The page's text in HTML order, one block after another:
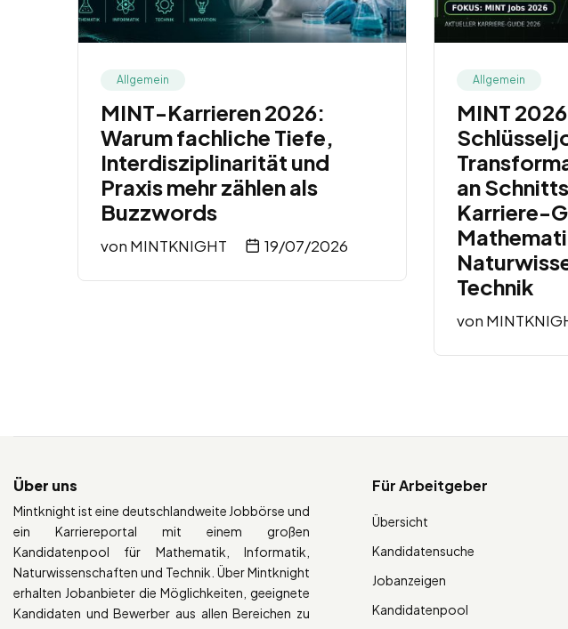
Allgemein
MINT-Karrieren 2026:
Warum fachliche Tiefe,
Interdisziplinarität und
Praxis mehr zählen als
Buzzwords
von MINTKNIGHT 19/07/2026
Allgemein
MINT
an
Karriere-
Technik
von
Über uns
Mintknight ist eine deutschlandweite Jobbörse und
ein Karriereportal mit einem großen
Kandidatenpool für Mathematik, Informatik,
Naturwissenschaften und Technik. Über Mintknight
erhalten Jobanbieter die Möglichkeiten, geeignete
Kandidaten und Bewerber aus allen Bereichen zu
Für Arbeitgeber
Übersicht
Kandidatensuche
Jobanzeigen
Kandidatenpool